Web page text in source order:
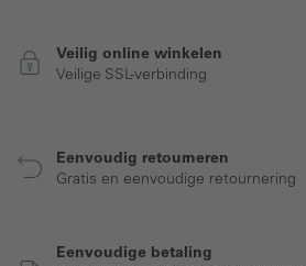
Veilig online winkelen
Veilige SSL-verbinding
Eenvoudig retourneren
Gratis en eenvoudige retournering
Eenvoudige betaling